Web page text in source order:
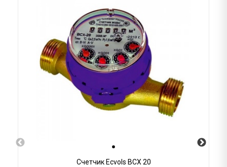
Счетчик Ecvols ВСХ 20